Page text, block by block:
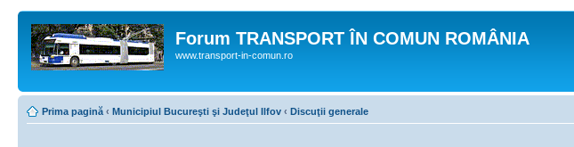
Forum TRANSPORT ÎN COMUN ROMÂNIA
www.transport-in-comun.ro
Prima pagină ‹ Municipiul Bucureşti şi Judeţul Ilfov ‹ Discuţii generale